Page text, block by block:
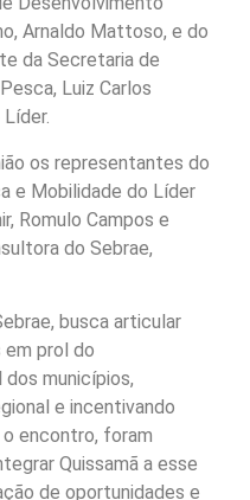
Arnaldo Mattoso, e do
da Secretaria de
Luiz Carlos
os representantes do
e Mobilidade do Líder
Romulo Campos e
do Sebrae,
busca articular
em prol do
municípios,
e incentivando
encontro, foram
Quissamã a esse
de oportunidades e